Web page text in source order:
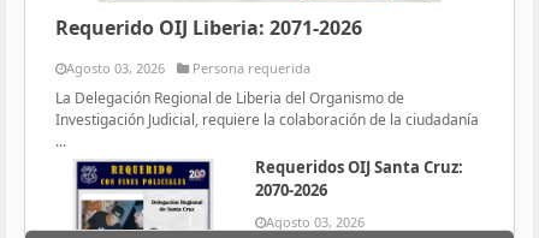
Requerido OIJ Liberia: 2071-2026
Agosto 03, 2026 Persona requerida
La Delegación Regional de Liberia del Organismo de
Investigación Judicial, requiere la colaboración de la ciudadanía
...
Requeridos OIJ Santa Cruz:
2070-2026
Agosto 03, 2026